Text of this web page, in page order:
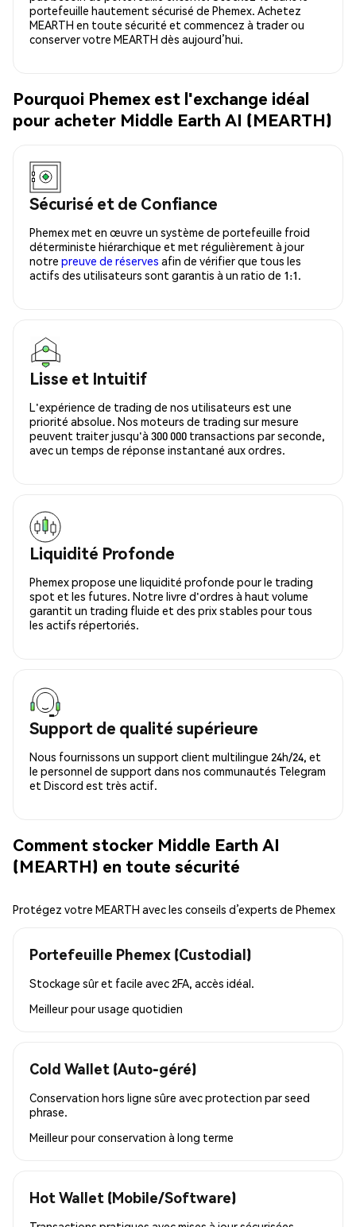
portefeuille hautement sécurisé de Phemex. Achetez
MEARTH en toute sécurité et commencez à trader ou
conserver votre MEARTH dès aujourd’hui.
Pourquoi Phemex est l'exchange idéal
pour acheter Middle Earth AI (MEARTH)
Sécurisé et de Confiance
Phemex met en œuvre un système de portefeuille froid
déterministe hiérarchique et met régulièrement à jour
notre preuve de réserves afin de vérifier que tous les
actifs des utilisateurs sont garantis à un ratio de 1:1.
Lisse et Intuitif
L'expérience de trading de nos utilisateurs est une
priorité absolue. Nos moteurs de trading sur mesure
peuvent traiter jusqu'à 300 000 transactions par seconde,
avec un temps de réponse instantané aux ordres.
Liquidité Profonde
Phemex propose une liquidité profonde pour le trading
spot et les futures. Notre livre d'ordres à haut volume
garantit un trading fluide et des prix stables pour tous
les actifs répertoriés.
Support de qualité supérieure
Nous fournissons un support client multilingue 24h/24, et
le personnel de support dans nos communautés Telegram
et Discord est très actif.
Comment stocker Middle Earth AI
(MEARTH) en toute sécurité
Protégez votre MEARTH avec les conseils d’experts de Phemex
Portefeuille Phemex (Custodial)
Stockage sûr et facile avec 2FA, accès idéal.
Meilleur pourusage quotidien
Cold Wallet (Auto-géré)
Conservation hors ligne sûre avec protection par seed
phrase.
Meilleur pourconservation à long terme
Hot Wallet (Mobile/Software)